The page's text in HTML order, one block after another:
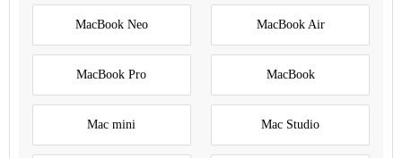
MacBook Neo MacBook Air
MacBook Pro MacBook
Mac mini Mac Studio